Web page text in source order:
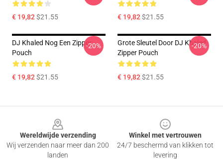
€ 19,82$21.55 € 19,82$21.55
DJ Khaled Nog Een Zipper
Pouch
€ 19,82$21.55
-20%
Grote Sleutel Door DJ Khaled
Zipper Pouch
€ 19,82$21.55
-20%
Wereldwijde verzending
Wij verzenden naar meer dan 200
landen
Winkel met vertrouwen
24/7 beschermd van klikken tot
levering